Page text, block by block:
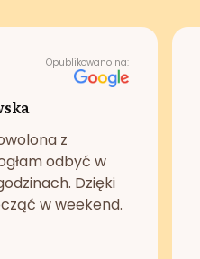
Opublikowano na:
z
odbyć w
Dzięki
w weekend.